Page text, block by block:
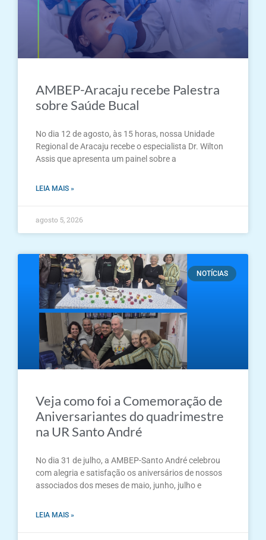
AMBEP-Aracaju recebe Palestra
sobre Saúde Bucal
No dia 12 de agosto, às 15 horas, nossa Unidade
Regional de Aracaju recebe o especialista Dr. Wilton
Assis que apresenta um painel sobre a
LEIA MAIS »
agosto 5, 2026
NOTÍCIAS
Veja como foi a Comemoração de
Aniversariantes do quadrimestre
na UR Santo André
No dia 31 de julho, a AMBEP-Santo André celebrou
com alegria e satisfação os aniversários de nossos
associados dos meses de maio, junho, julho e
LEIA MAIS »